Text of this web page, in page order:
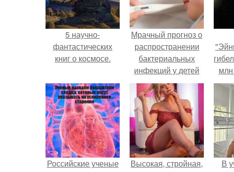
5 научно-
фантастических
книг о космосе.
Мрачный прогноз о
распространении
бактериальных
инфекций у детей
вышел.
Российские ученые
Высокая, стройная,
В